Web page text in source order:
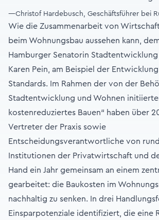
—Christof Hardebusch, Geschäftsführer bei
Wie die Zusammenarbeit von
beim Wohnungsbau aussehen kann,
Hamburger Senatorin
Karen Pein, am Beispiel der
Standards. Im Rahmen der von der
Stadtentwicklung und Wohnen
kostenreduziertes Bauen“ haben über
Vertreter der Praxis sowie
Entscheidungsverantwortliche von
Institutionen der Privatwirtschaft und
Hand ein Jahr gemeinsam an einem
gearbeitet: die Baukosten im
nachhaltig zu senken. In drei
Einsparpotenziale identifiziert, die eine